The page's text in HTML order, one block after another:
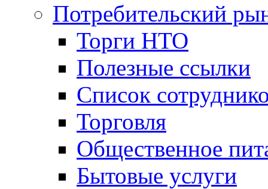
Потребительский
Торги НТО
Полезные ссылки
Список
Торговля
Общественное
Бытовые услуги